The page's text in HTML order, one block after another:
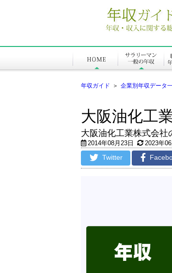
年収ガイド ＞ 企業別年収データ
大阪油化工
大阪油化工業株式会社
2014年08月23日 2023年
Twitter